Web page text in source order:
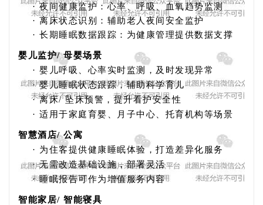
· 夜间健康监护：心率、呼吸、血氧趋势监测
· 离床状态识别：辅助老人夜间安全监护
· 长期睡眠数据跟踪：为健康管理提供数据支撑
婴儿监护/ 母婴场景
· 婴儿呼吸、心率实时监测，及时发现异常
· 婴儿睡眠状态跟踪，辅助科学育儿
· 离床/ 坠床预警，提升看护安全性
· 适用于家庭育婴、月子中心、托育机构等场景
智慧酒店/ 公寓
· 为住客提供健康睡眠体验，打造差异化服务
· 无需改造基础设施，部署灵活
· 睡眠报告可作为增值服务内容
智能家居/ 智能寝具